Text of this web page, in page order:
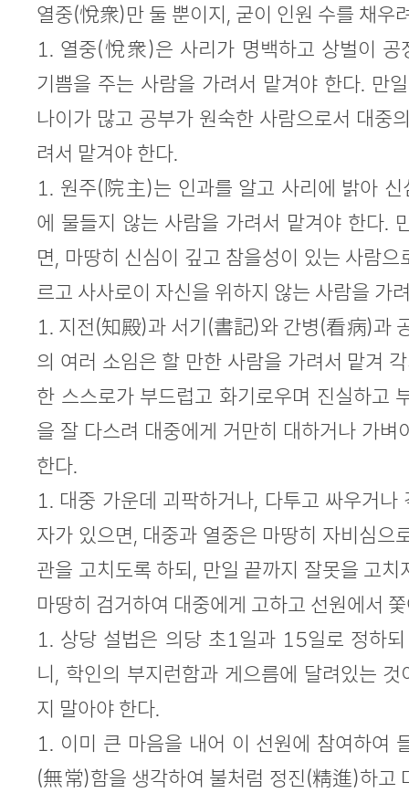
열중(悅衆)만 둘 뿐이지, 굳이 인원 수를 채우
1. 열중(悅衆)은 사리가 명백하고 상벌이 공
기쁨을 주는 사람을 가려서 맡겨야 한다. 만
나이가 많고 공부가 원숙한 사람으로서 대중
려서 맡겨야 한다.
1. 원주(院主)는 인과를 알고 사리에 밝아 신
에 물들지 않는 사람을 가려서 맡겨야 한다.
면, 마땅히 신심이 깊고 참을성이 있는 사람
르고 사사로이 자신을 위하지 않는 사람을 가
1. 지전(知殿)과 서기(書記)와 간병(看病)과
의 여러 소임은 할 만한 사람을 가려서 맡겨
한 스스로가 부드럽고 화기로우며 진실하고
을 잘 다스려 대중에게 거만히 대하거나 가벼
한다.
1. 대중 가운데 괴팍하거나, 다투고 싸우거나
자가 있으면, 대중과 열중은 마땅히 자비심으
관을 고치도록 하되, 만일 끝까지 잘못을 고
마땅히 검거하여 대중에게 고하고 선원에서
1. 상당 설법은 의당 초1일과 15일로 정하
니, 학인의 부지런함과 게으름에 달려있는
지 말아야 한다.
1. 이미 큰 마음을 내어 이 선원에 참여하여
(無常)함을 생각하여 불처럼 정진(精進)하고